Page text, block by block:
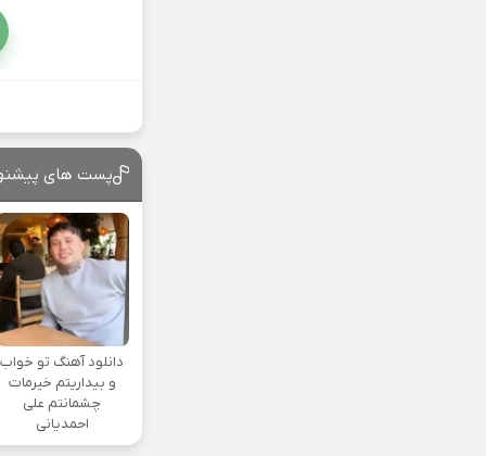
پست های
دانلود آهنگ تو خواب
و بیداریتم خیرمات
چشمانتم علی
احمدیانی